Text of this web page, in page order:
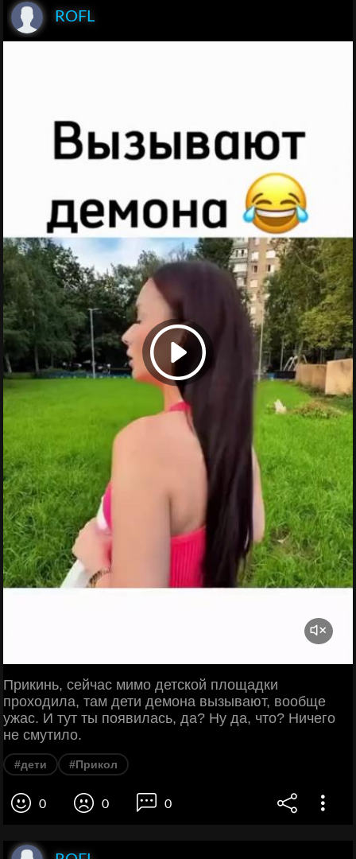
ROFL
Прикинь, сейчас мимо детской площадки
проходила, там дети демона вызывают, вообще
ужас. И тут ты появилась, да? Ну да, что? Ничего
не смутило.
#дети #Прикол
0 0 0